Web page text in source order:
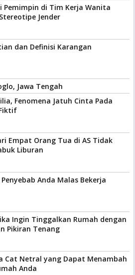
Pemimpin di Tim Kerja Wanita
Jender
dan Definisi Karangan
Jawa Tengah
Fenomena Jatuh Cinta Pada
Empat Orang Tua di AS Tidak
Liburan
Anda Malas Bekerja
Ingin Tinggalkan Rumah dengan
Pikiran Tenang
Cat Netral yang Dapat Menambah
Anda